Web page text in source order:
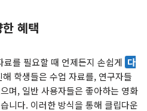
혜택
를 필요할 때 언제든지 손쉽게 다
학생들은 수업 자료를, 연구자들
며, 일반 사용자들은 좋아하는 영화
니다. 이러한 방식을 통해 클립다운